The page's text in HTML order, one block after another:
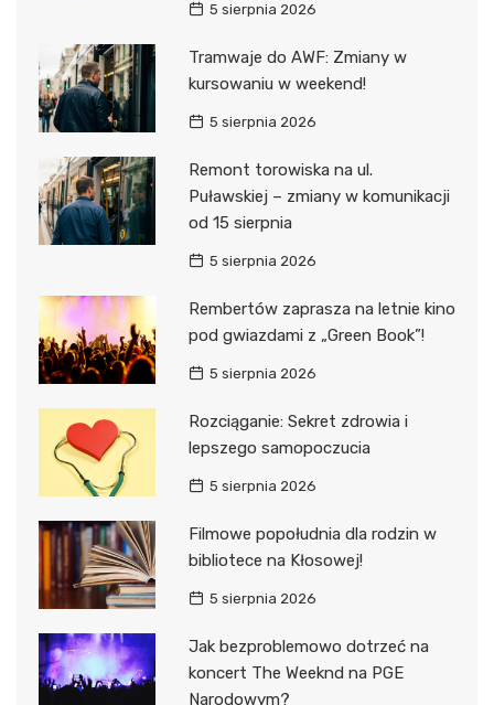
5 sierpnia 2026
Tramwaje do AWF: Zmiany w
kursowaniu w weekend!
5 sierpnia 2026
Remont torowiska na ul.
Puławskiej – zmiany w komunikacji
od 15 sierpnia
5 sierpnia 2026
Rembertów zaprasza na letnie kino
pod gwiazdami z „Green Book”!
5 sierpnia 2026
Rozciąganie: Sekret zdrowia i
lepszego samopoczucia
5 sierpnia 2026
Filmowe popołudnia dla rodzin w
bibliotece na Kłosowej!
5 sierpnia 2026
Jak bezproblemowo dotrzeć na
koncert The Weeknd na PGE
Narodowym?